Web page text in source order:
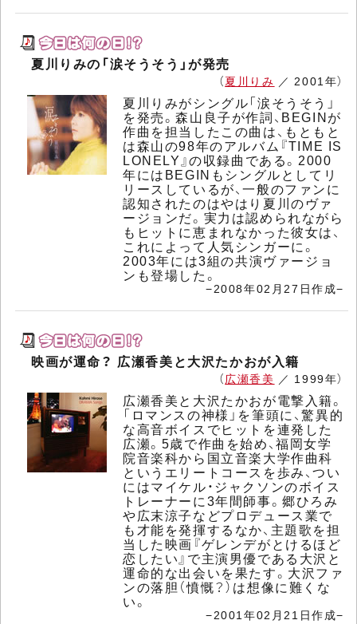
夏川りみの「涙そうそう」が発売
（夏川りみ ／ 2001年）
夏川りみがシングル「涙そうそう」
を発売。森山良子が作詞、BEGINが
作曲を担当したこの曲は、もともと
は森山の98年のアルバム『TIME IS
LONELY』の収録曲である。2000
年にはBEGINもシングルとしてリ
リースしているが、一般のファンに
認知されたのはやはり夏川のヴァ
ージョンだ。実力は認められながら
もヒットに恵まれなかった彼女は、
これによって人気シンガーに。
2003年には3組の共演ヴァージョ
ンも登場した。
−2008年02月27日作成−
映画が運命？ 広瀬香美と大沢たかおが入籍
（広瀬香美 ／ 1999年）
広瀬香美と大沢たかおが電撃入籍。
「ロマンスの神様」を筆頭に、驚異的
な高音ボイスでヒットを連発した
広瀬。5歳で作曲を始め、福岡女学
院音楽科から国立音楽大学作曲科
というエリートコースを歩み、つい
にはマイケル・ジャクソンのボイス
トレーナーに3年間師事。郷ひろみ
や広末涼子などプロデュース業で
も才能を発揮するなか、主題歌を担
当した映画『ゲレンデがとけるほど
恋したい』で主演男優である大沢と
運命的な出会いを果たす。大沢ファ
ンの落胆（憤慨？）は想像に難くな
い。
−2001年02月21日作成−